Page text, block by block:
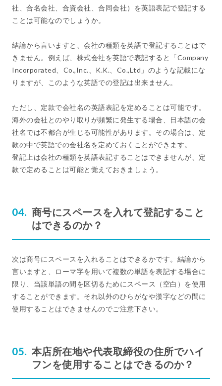
社、合名会社、合資会社、合同会社）を英語表記で登記する
ことは可能なのでしょうか。
結論から言いますと、会社の種類を英語で登記することはで
きません。例えば、株式会社を英語で表記すると「Company
Incorporated、Co.,Inc.、K.K.、Co.,Ltd」のような記載にな
りますが、このような英語での登記は出来ません。
ただし、定款で会社名の英語表記を定めることは可能です。
海外の会社とのやり取りが頻繁に発生する場合、日本語の会
社名では不都合が生じる可能性があります。その場合は、定
款の中で英語での会社名を定めておくことができます。
登記上は会社の種類を英語表記することはできませんが、定
款で定めることは可能と覚えておきましょう。
商号にスペースを入れて登記すること
はできるのか？
次は商号にスペースを入れることはできるかです。結論から
言いますと、ローマ字を用いて複数の単語を表記する場合に
限り、当該単語の間を区切るためにスペース（空白）を使用
することができます。それ以外のひらがなや漢字などの間に
使用することはできませんのでご注意下さい。
本店所在地や代表取締役の住所でハイ
フンを使用することはできるのか？